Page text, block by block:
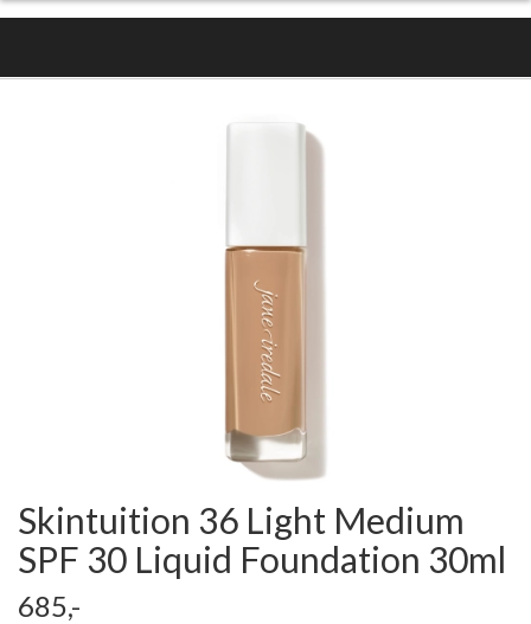
Skintuition 36 Light Medium
SPF 30 Liquid Foundation 30ml
685,-